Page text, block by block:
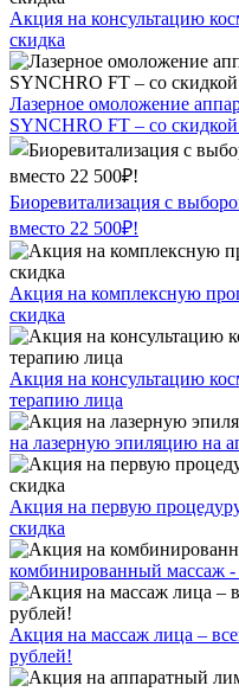
Акция на консультацию
скидка
Лазерное омоложение
SYNCHRO FT – со
Биоревитализация с
вместо 22 500₽!
Акция на комплексную
скидка
Акция на консультацию
терапию лица
на лазерную эпиляцию на
Акция на первую
скидка
комбинированный массаж -
Акция на массаж лица –
рублей!